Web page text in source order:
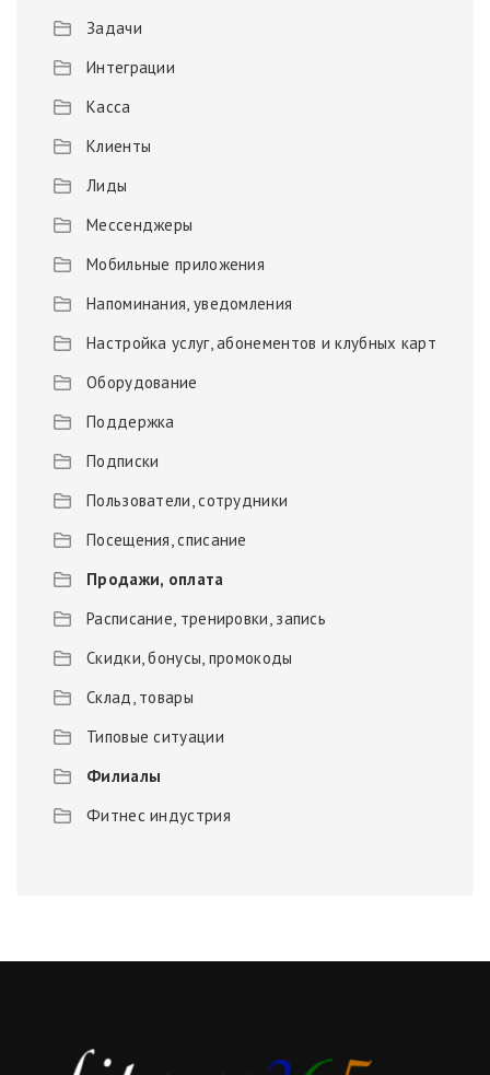
Задачи
Интеграции
Касса
Клиенты
Лиды
Мессенджеры
Мобильные приложения
Напоминания, уведомления
Настройка услуг, абонементов и клубных карт
Оборудование
Поддержка
Подписки
Пользователи, сотрудники
Посещения, списание
Продажи, оплата
Расписание, тренировки, запись
Скидки, бонусы, промокоды
Склад, товары
Типовые ситуации
Филиалы
Фитнес индустрия